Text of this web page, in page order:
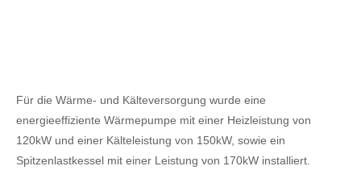
Für die Wärme- und Kälteversorgung wurde eine
energieeffiziente Wärmepumpe mit einer Heizleistung von
120kW und einer Kälteleistung von 150kW, sowie ein
Spitzenlastkessel mit einer Leistung von 170kW installiert.